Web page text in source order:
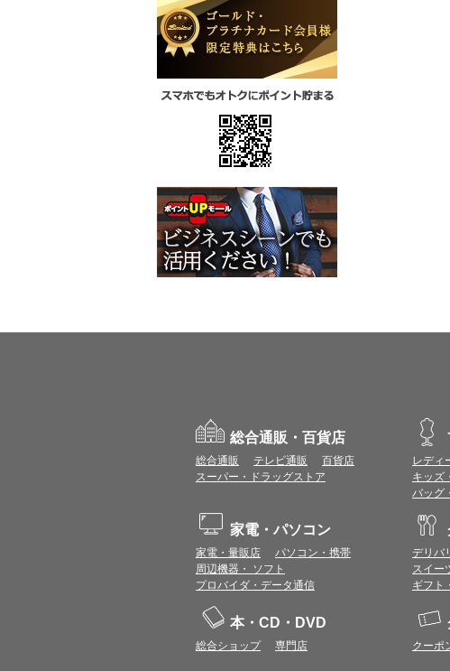
総合通販・百貨店
総合通販 テレビ通販
百貨店
スーパー・ドラッグストア
レディ
キッズ
バッグ
家電・パソコン
家電・量販店
パソコン・携帯
周辺機器・ ソフト
プロバイダ・データ通信
デリバ
スイー
ギフト
本・CD・DVD
総合ショップ 専門店 クーポ